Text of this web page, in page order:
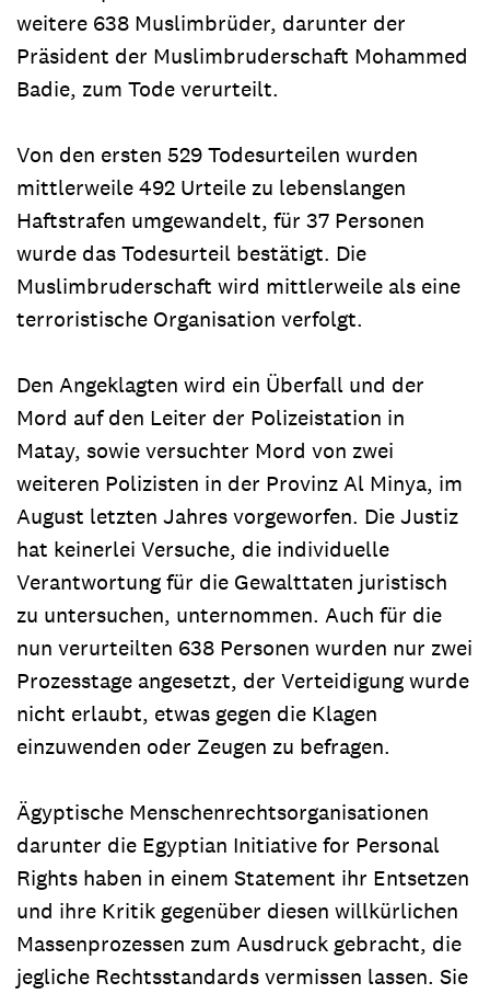
weitere 638 Muslimbrüder, darunter der
Präsident der Muslimbruderschaft Mohammed
Badie, zum Tode verurteilt.
Von den ersten 529 Todesurteilen wurden
mittlerweile 492 Urteile zu lebenslangen
Haftstrafen umgewandelt, für 37 Personen
wurde das Todesurteil bestätigt. Die
Muslimbruderschaft wird mittlerweile als eine
terroristische Organisation verfolgt.
Den Angeklagten wird ein Überfall und der
Mord auf den Leiter der Polizeistation in
Matay, sowie versuchter Mord von zwei
weiteren Polizisten in der Provinz Al Minya, im
August letzten Jahres vorgeworfen. Die Justiz
hat keinerlei Versuche, die individuelle
Verantwortung für die Gewalttaten juristisch
zu untersuchen, unternommen. Auch für die
nun verurteilten 638 Personen wurden nur zwei
Prozesstage angesetzt, der Verteidigung wurde
nicht erlaubt, etwas gegen die Klagen
einzuwenden oder Zeugen zu befragen.
Ägyptische Menschenrechtsorganisationen
darunter die Egyptian Initiative for Personal
Rights haben in einem Statement ihr Entsetzen
und ihre Kritik gegenüber diesen willkürlichen
Massenprozessen zum Ausdruck gebracht, die
jegliche Rechtsstandards vermissen lassen. Sie